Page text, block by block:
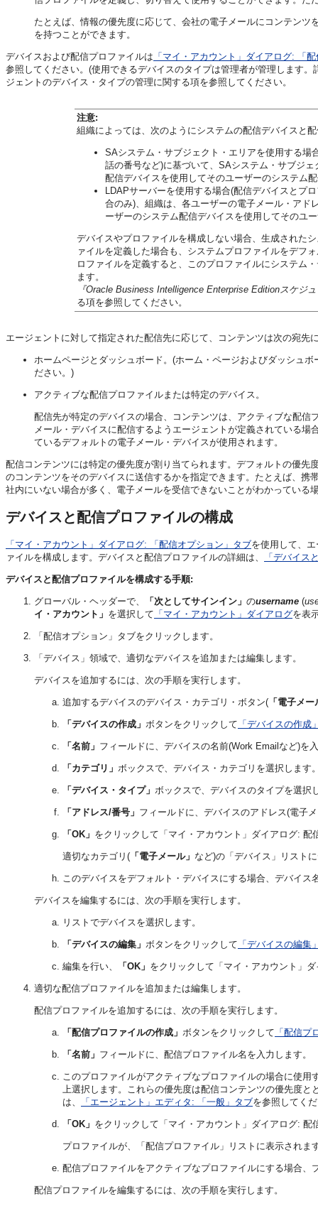
たとえば、情報の優先度に応じて、会社の電子メールにコンテンツ
を持つことができます。
デバイスおよび配信プロファイルは 「マイ・アカウント」ダイアログ: 「
参照してください。(使用できるデバイスのタイプは管理者が管理します。
ジェントのデバイス・タイプの管理に関する項を参照してください。
注意:
組織によっては、次のようにシステムの配信デバイスと
SAシステム・サブジェクト・エリアを使用する場
話の番号など)に基づいて、SAシステム・サブジ
配信デバイスを使用してそのユーザーのシステム
LDAPサーバーを使用する場合(配信デバイスとプ
合のみ)、組織は、各ユーザーの電子メール・アド
ーザーのシステム配信デバイスを使用してそのユ
デバイスやプロファイルを構成しない場合、生成された
ァイルを定義した場合も、システムプロファイルをデフ
ロファイルを定義すると、このプロファイルにシステム
ます。
『Oracle Business Intelligence Enterprise Editionスケジ
る項を参照してください。
エージェントに対して指定された配信先に応じて、コンテンツは次の宛先
ホームページとダッシュボード。(ホーム・ページおよびダッシュ
ださい。)
アクティブな配信プロファイルまたは特定のデバイス。
配信先が特定のデバイスの場合、コンテンツは、アクティブな配
メール・デバイスに配信するようエージェントが定義されている
ているデフォルトの電子メール・デバイスが使用されます。
配信コンテンツには特定の優先度が割り当てられます。デフォルトの優
のコンテンツをそのデバイスに送信するかを指定できます。たとえば、
社内にいない場合が多く、電子メールを受信できないことがわかってい
デバイスと配信プロファイルの構成
「マイ・アカウント」ダイアログ: 「配信オプション」タブを使用して、
ァイルを構成します。デバイスと配信プロファイルの詳細は、
「デバイス
デバイスと配信プロファイルを構成する手順:
グローバル・ヘッダーで、 「次としてサインイン」 のusername (
イ・アカウント」 を選択して 「マイ・アカウント」ダイアログを表
「配信オプション」タブをクリックします。
「デバイス」領域で、適切なデバイスを追加または編集します。
デバイスを追加するには、次の手順を実行します。
追加するデバイスのデバイス・カテゴリ・ボタン( 「電子メー
「デバイスの作成」 ボタンをクリックして 「デバイスの作成
「名前」 フィールドに、デバイスの名前(Work Emailなど)を
「カテゴリ」 ボックスで、デバイス・カテゴリを選択します
「デバイス・タイプ」 ボックスで、デバイスのタイプを選択
「アドレス/番号」 フィールドに、デバイスのアドレス(電子
「OK」 をクリックして「マイ・アカウント」ダイアログ: 配
適切なカテゴリ( 「電子メール」 など)の「デバイス」リスト
このデバイスをデフォルト・デバイスにする場合、デバイス
デバイスを編集するには、次の手順を実行します。
リストでデバイスを選択します。
「デバイスの編集」 ボタンをクリックして 「デバイスの編集
編集を行い、 「OK」 をクリックして「マイ・アカウント」
適切な配信プロファイルを追加または編集します。
配信プロファイルを追加するには、次の手順を実行します。
「配信プロファイルの作成」 ボタンをクリックして 「配信プ
「名前」 フィールドに、配信プロファイル名を入力します。
このプロファイルがアクティブなプロファイルの場合に使
上選択します。これらの優先度は配信コンテンツの優先度
は、
「エージェント」エディタ: 「一般」タブを参照してく
「OK」 をクリックして「マイ・アカウント」ダイアログ: 配
プロファイルが、「配信プロファイル」リストに表示されま
配信プロファイルをアクティブなプロファイルにする場合、
配信プロファイルを編集するには、次の手順を実行します。